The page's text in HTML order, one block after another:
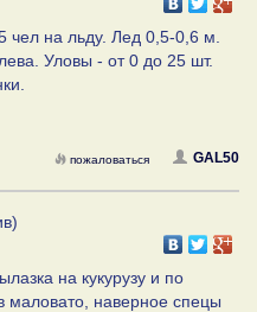
чел на льду. Лед 0,5-0,6 м.
Уловы - от 0 до 25 шт.
GAL50
пожаловаться
на кукурузу и по
маловато, наверное спецы